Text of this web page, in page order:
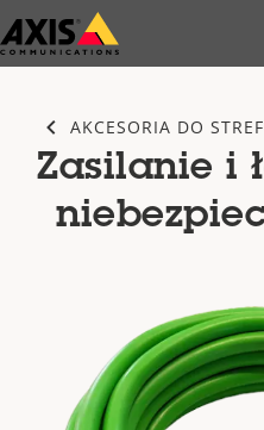
Przejdź
do
AKCESORIA DO
Zasilanie i